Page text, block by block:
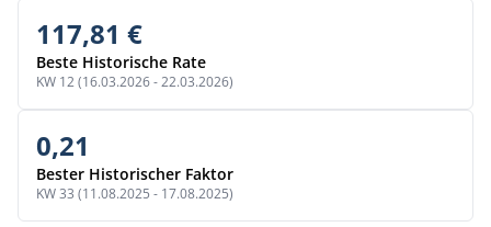
117,81 €
Beste Historische Rate
KW 12 (16.03.2026 - 22.03.2026)
0,21
Bester Historischer Faktor
KW 33 (11.08.2025 - 17.08.2025)